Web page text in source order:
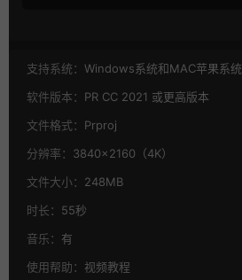
支持系统： Windows系统和MAC苹果系统
软件版本： PR CC 2021 或更高版本
文件格式： Prproj
分辨率： 3840×2160（4K）
文件大小： 248MB
时长： 55秒
音乐： 有
使用帮助： 视频教程